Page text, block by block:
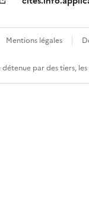
Mentions légales
par des tiers,